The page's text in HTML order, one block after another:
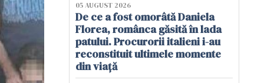
05 AUGUST 2026
De ce a fost omorâtă Daniela
Florea, românca găsită în lada
patului. Procurorii italieni i-au
reconstituit ultimele momente
din viață